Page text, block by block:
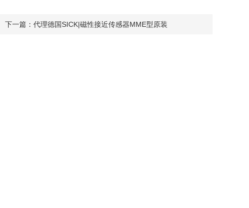
下一篇： 代理德国SICK|磁性接近传感器MME型原装